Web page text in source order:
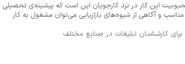
این کار در نزد کارجویان این است که پیشینه‌ی تحصیلی
و آگاهی از شیوه‌های بازاریابی می‌توان مشغول به کار
کارشناسان تبلیغات در صنایع مختلف